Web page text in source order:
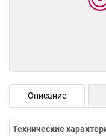
Описание
Технические